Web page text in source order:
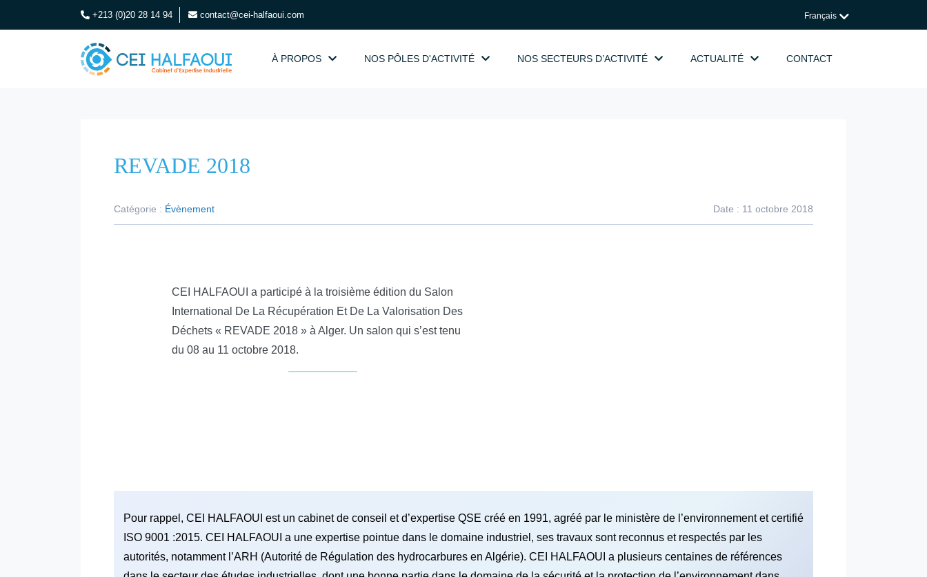
+213 (0)20 28 14 94 contact@cei-halfaoui.com Français
À PROPOS NOS PÔLES D'ACTIVITÉ NOS SECTEURS D’ACTIVITÉ ACTUALITÉ CONTACT
REVADE 2018
Catégorie : Évènement Date : 11 octobre 2018
CEI HALFAOUI a participé à la troisième édition du Salon
International De La Récupération Et De La Valorisation Des
Déchets « REVADE 2018 » à Alger. Un salon qui s’est tenu
du 08 au 11 octobre 2018.
Pour rappel, CEI HALFAOUI est un cabinet de conseil et d’expertise QSE créé en 1991, agréé par le ministère de l’environnement et certifié
ISO 9001 :2015. CEI HALFAOUI a une expertise pointue dans le domaine industriel, ses travaux sont reconnus et respectés par les
autorités, notamment l’ARH (Autorité de Régulation des hydrocarbures en Algérie). CEI HALFAOUI a plusieurs centaines de références